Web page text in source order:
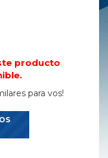
producto
para vos!